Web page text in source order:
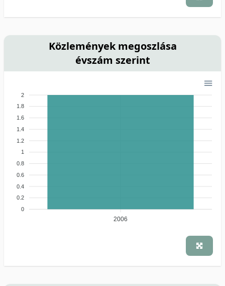
Közlemények megoszlása
évszám szerint
2
1.8
1.6
1.4
1.2
1
0.8
0.6
0.4
0.2
0
2006